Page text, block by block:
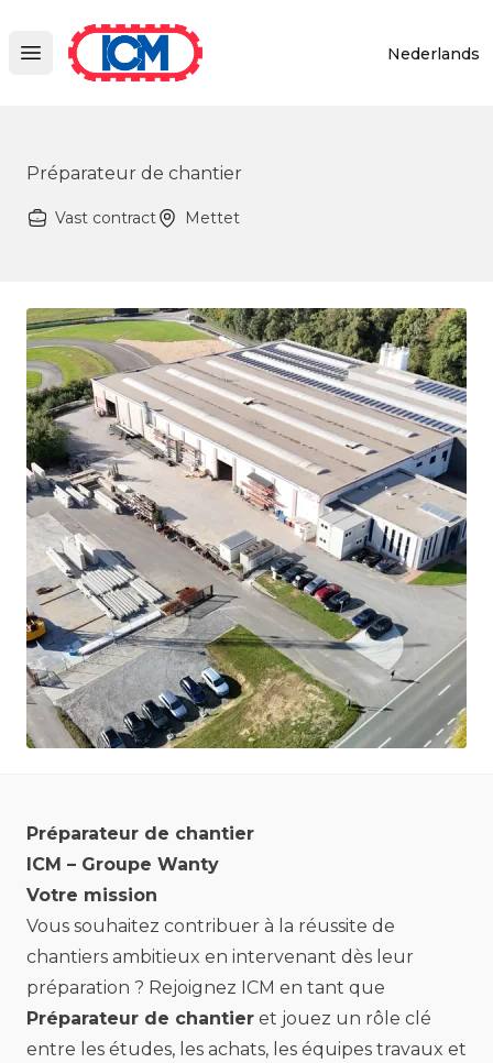
Open main menu
ICM
Nederlands
Préparateur de chantier
Vast contract Mettet
Préparateur de chantier
ICM – Groupe Wanty
Votre mission
Vous souhaitez contribuer à la réussite de
chantiers ambitieux en intervenant dès leur
préparation ? Rejoignez ICM en tant que
Préparateur de chantier et jouez un rôle clé
entre les études, les achats, les équipes travaux et